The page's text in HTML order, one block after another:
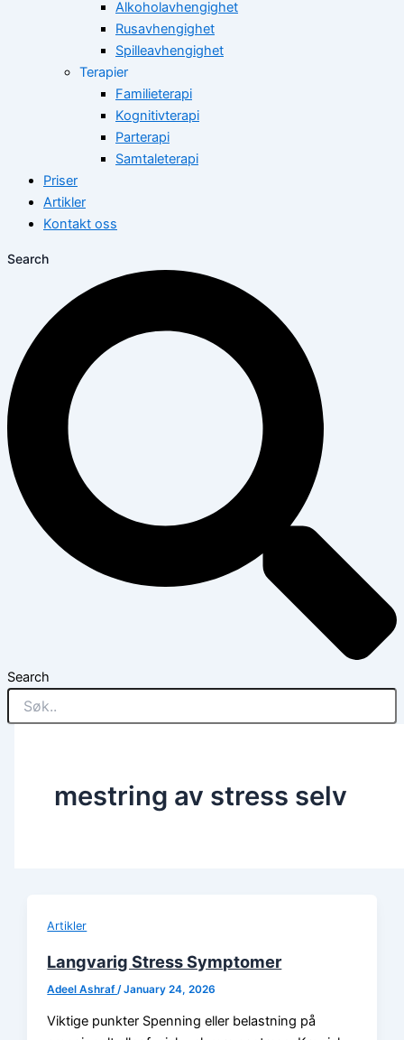
Alkoholavhengighet
Rusavhengighet
Spilleavhengighet
Terapier
Familieterapi
Kognitivterapi
Parterapi
Samtaleterapi
Priser
Artikler
Kontakt oss
Search
Search
mestring av stress selv
Artikler
Langvarig Stress Symptomer
Adeel Ashraf /January 24, 2026
Viktige punkter Spenning eller belastning på